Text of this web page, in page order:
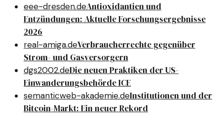
eee-dresden.deAntioxidantien und
Entzündungen: Aktuelle Forschungsergebnisse
2026
real-amiga.deVerbraucherrechte gegenüber
Strom- und Gasversorgern
dgs2002.deDie neuen Praktiken der US-
Einwanderungsbehörde ICE
semanticweb-akademie.deInstitutionen und der
Bitcoin-Markt: Ein neuer Rekord